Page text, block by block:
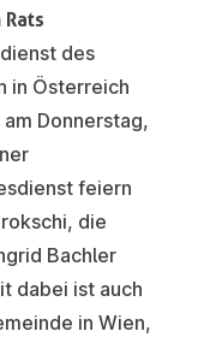
des
in Österreich
Donnerstag,
feiern
die
Bachler
dabei ist auch
in Wien,